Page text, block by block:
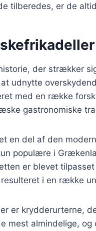
tilberedes, er de
der strækker
udnytte
med en række
gastronomiske
en del af den
populære i
er blevet tilpasset
i en række
er krydderurterne,
mest almindelige,